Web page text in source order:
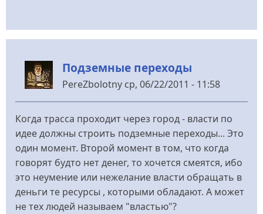
Подземные переходы
PereZbolotny ср, 06/22/2011 - 11:58
Когда трасса проходит через город - власти по
идее должны строить подземные переходы... Это
один момент. Второй момент в том, что когда
говорят будто нет денег, то хочется смеятся, ибо
это неумение или нежелание власти обращать в
деньги те ресурсы , которыми обладают. А может
не тех людей называем "властью"?